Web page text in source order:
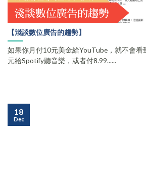
【淺談數位廣告的趨勢】
如果你月付10元美金給YouTube，就不會看
元給Spotify聽音樂，或者付8.99......
18
Dec